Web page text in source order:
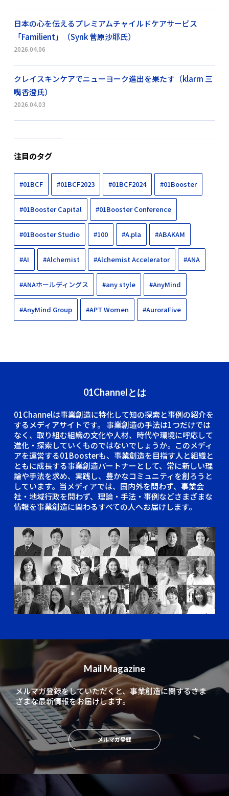
日本の心を伝えるプレミアムチャイルドケアサービス
「Familient」（Synk 菅原沙耶氏）
2026.04.06
クレイスキンケアでニューヨーク進出を果たす（klarm 三
嘴香澄氏）
2026.04.03
注目のタグ
#01BCF #01BCF2023 #01BCF2024 #01Booster
#01Booster Capital #01Booster Conference
#01Booster Studio #100 #A.pla #ABAKAM
#AI #Alchemist #Alchemist Accelerator #ANA
#ANAホールディングス #any style #AnyMind
#AnyMind Group #APT Women #AuroraFive
01Channelとは
01Channelは事業創造に特化して知の探索と事例の紹介を
するメディアサイトです。 事業創造の手法は1つだけでは
なく、取り組む組織の文化や人材、時代や環境に呼応して
進化・探索していくものではないでしょうか。このメディ
アを運営する01Boosterも、事業創造を目指す人と組織と
ともに成長する事業創造パートナーとして、常に新しい理
論や手法を求め、実践し、豊かなコミュニティを創ろうと
しています。当メディアでは、国内外を問わず、事業会
社・地域行政を問わず、理論・手法・事例などさまざまな
情報を事業創造に関わるすべての人へお届けします。
Mail Magazine
メルマガ登録をしていただくと、事業創造に関するさま
ざまな最新情報をお届けします。
メルマガ登録